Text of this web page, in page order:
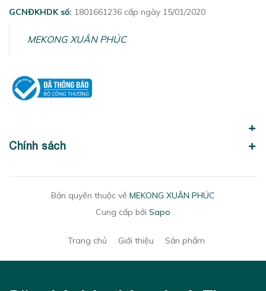
GCNĐKHDK số: 1801661236 cấp ngày 15/01/2020
MEKONG XUÂN PHÚC
Chính sách
Bản quyền thuộc về MEKONG XUÂN PHÚC
Cung cấp bởi Sapo
Trang chủ Giới thiệu Sản phẩm